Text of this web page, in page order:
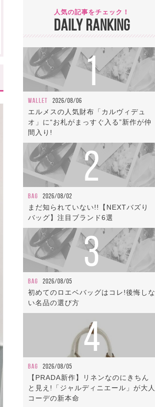
人気の記事をチェック！
DAILY RANKING
1
WALLET 2026/08/06
エルメスの人気財布「カルヴィデュ
オ」に“お札がまっすぐ入る”新作が仲
間入り!
2
BAG 2026/08/02
まだ知られていない!!【NEXTバズり
バッグ】注目ブランド6選
3
BAG 2026/08/05
初めてのロエベバッグはコレ!後悔しな
い名品の選び方
4
BAG 2026/08/05
【PRADA新作】リネンなのにきちん
と見え!「ジャルディニエール」が大人
コーデの新本命